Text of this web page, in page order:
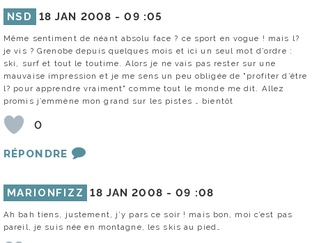
NSD 18 JAN 2008 -09 :05
Même sentiment de néant absolu face ? ce sport en vogue ! mais l?
je vis ? Grenobe depuis quelques mois et ici un seul mot d’ordre :
ski, surf et tout le toutime. Alors je ne vais pas rester sur une
mauvaise impression et je me sens un peu obligée de "profiter d’être
l? pour apprendre vraiment" comme tout le monde me dit. Allez
promis j’emmène mon grand sur les pistes … bientôt
0
RÉPONDRE
MARIONFIZZ 18 JAN 2008 -09 :08
Ah bah tiens, justement, j’y pars ce soir ! mais bon, moi c’est pas
pareil, je suis née en montagne, les skis au pied…